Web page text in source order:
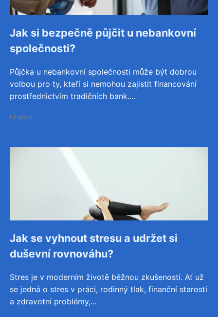
Jak si bezpečně půjčit u nebankovní
společnosti?
Půjčka u nebankovní společnosti může být dobrou
volbou pro ty, kteří si nemohou zajistit financování
prostřednictvím tradičních bank....
Finance
Jak se vyhnout stresu a udržet si
duševní rovnováhu?
Stres je v moderním životě běžnou zkušeností. Ať už
se jedná o stres v práci, rodinný tlak, finanční starosti
a zdravotní problémy,...